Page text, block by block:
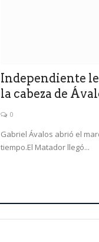
Independiente
la cabeza de
0
Gabriel Ávalos abrió el
tiempo.El Matador llegó...